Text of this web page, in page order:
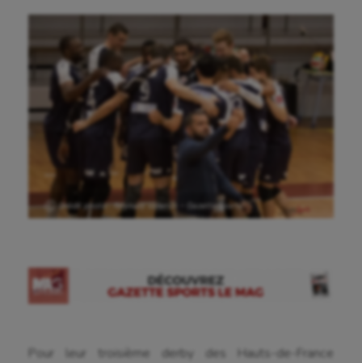
Ⓒ Crédit photo : Reynald Valleron – GazetteSports
Pour leur troisième derby des Hauts-de-France